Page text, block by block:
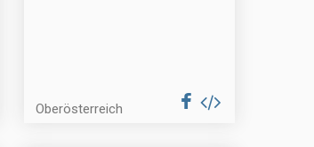
Oberösterreich